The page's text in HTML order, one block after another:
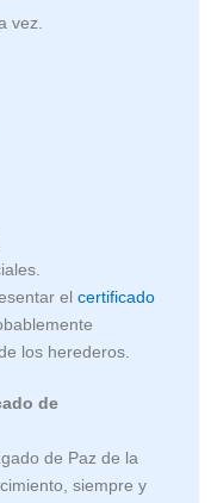
vez.
elcertificado
los herederos.
de
de Paz de la
siempre y